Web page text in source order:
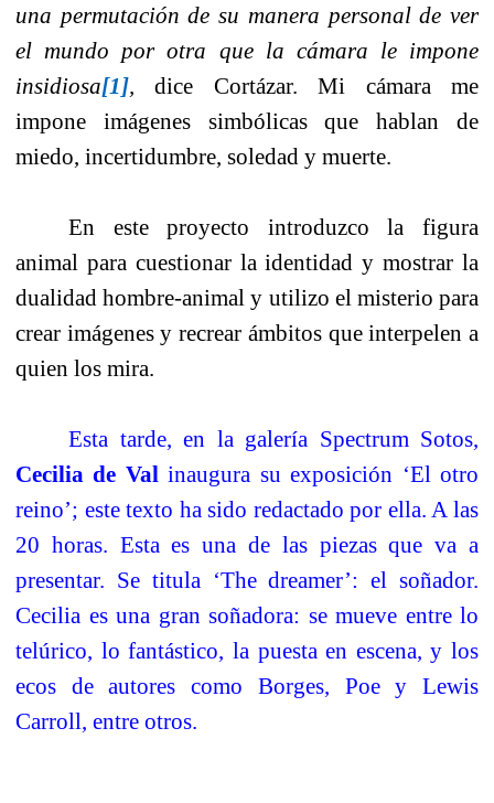
una permutación de su manera personal de ver
el mundo por otra que la cámara le impone
insidiosa[1],dice Cortázar. Mi cámara me
impone imágenes simbólicas que hablan de
miedo, incertidumbre, soledad y muerte.
En este proyecto introduzco la figura
animal para cuestionar la identidad y mostrar la
dualidad hombre-animal y utilizo el misterio para
crear imágenes y recrear ámbitos que interpelen a
quien los mira.
Esta tarde, en la galería Spectrum Sotos,
Cecilia de Val inaugura su exposición ‘El otro
reino’; este texto ha sido redactado por ella. A las
20 horas. Esta es una de las piezas que va a
presentar. Se titula ‘The dreamer’: el soñador.
Cecilia es una gran soñadora: se mueve entre lo
telúrico, lo fantástico, la puesta en escena, y los
ecos de autores como Borges, Poe y Lewis
Carroll, entre otros.